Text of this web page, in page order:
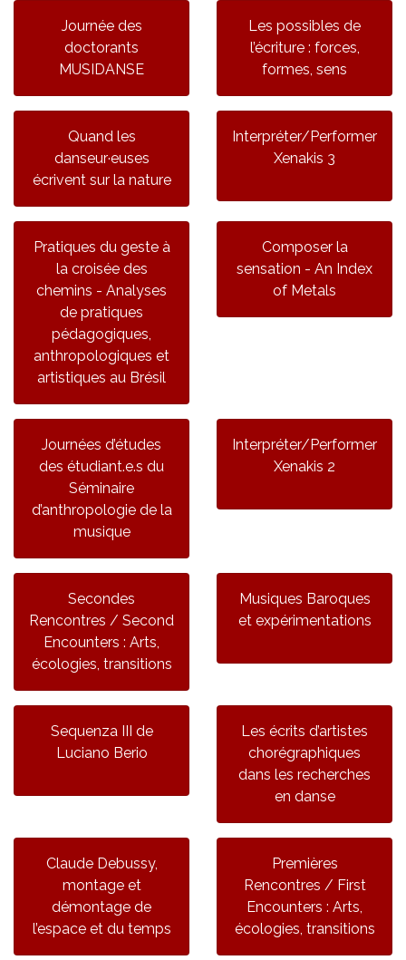
Journée des
doctorants
MUSIDANSE
Les possibles de
l’écriture : forces,
formes, sens
Quand les
danseur·euses
écrivent sur la nature
Interpréter/Performer
Xenakis 3
Pratiques du geste à
la croisée des
chemins - Analyses
de pratiques
pédagogiques,
anthropologiques et
artistiques au Brésil
Composer la
sensation - An Index
of Metals
Journées d’études
des étudiant.e.s du
Séminaire
d’anthropologie de la
musique
Interpréter/Performer
Xenakis 2
Secondes
Rencontres / Second
Encounters : Arts,
écologies, transitions
Musiques Baroques
et expérimentations
Sequenza III de
Luciano Berio
Les écrits d’artistes
chorégraphiques
dans les recherches
en danse
Claude Debussy,
montage et
démontage de
l’espace et du temps
Premières
Rencontres / First
Encounters : Arts,
écologies, transitions